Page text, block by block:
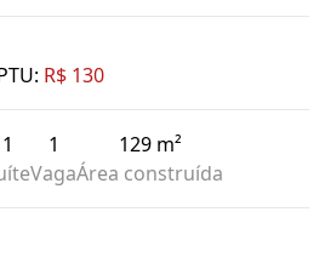
R$ 130
1
1
Vaga
129 m²
Área construída